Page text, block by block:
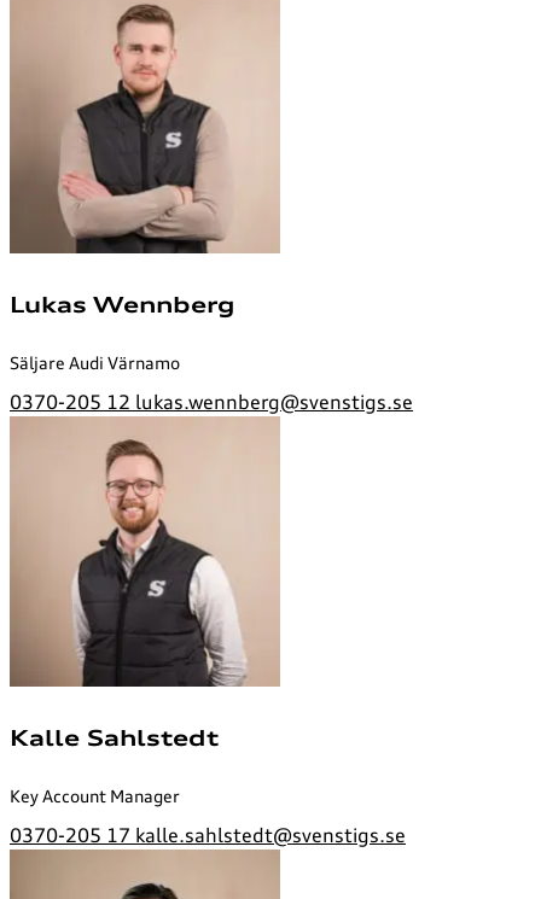
Lukas Wennberg
Säljare Audi Värnamo
0370-205 12 lukas.wennberg@svenstigs.se
Kalle Sahlstedt
Key Account Manager
0370-205 17 kalle.sahlstedt@svenstigs.se